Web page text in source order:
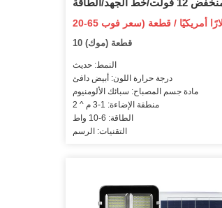
درب مسار الحديقة أضواء بولارد
10 قطعة (موك)
النمط: حديث
درجة حرارة اللون: أبيض دافئ
مادة جسم المصباح: سبائك الألومنيوم
منطقة الإضاءة: 1-3 م ^ 2
الطاقة: 6-10 واط
التقنيات: الرسم